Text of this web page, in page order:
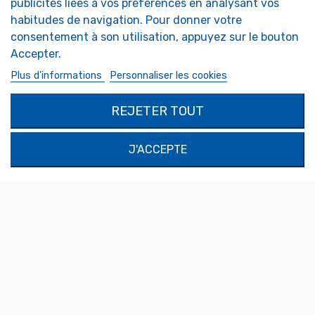
Miroirs Camping-car
Miroirs de sécurité
Miroirs Décoratifs
Miroirs Sur-Mesure
FAQ
MON COMPTE
Authentification
RÉALISATIONS SUR
Demande de devis
1324 Boulevard du Vivarais
07000 Privas
publicités liées à vos préférences en analysant vos
habitudes de navigation. Pour donner votre
consentement à son utilisation, appuyez sur le bouton
Accepter.
Plus d'informations Personnaliser les cookies
REJETER TOUT
J'ACCEPTE